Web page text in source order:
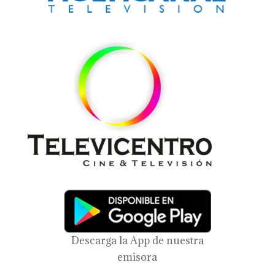
Descarga la App de nuestra
emisora